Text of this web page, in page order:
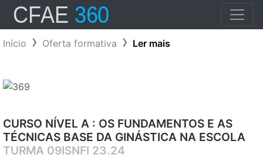
Início Oferta formativa Ler mais
CURSO NÍVEL A : OS FUNDAMENTOS E AS
TÉCNICAS BASE DA GINÁSTICA NA ESCOLA
TURMA 09ISNFI 23.24